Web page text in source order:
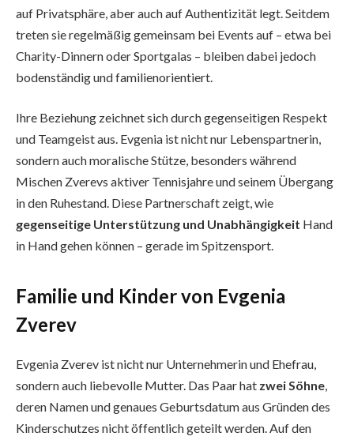
auf Privatsphäre, aber auch auf Authentizität legt. Seitdem
treten sie regelmäßig gemeinsam bei Events auf – etwa bei
Charity-Dinnern oder Sportgalas – bleiben dabei jedoch
bodenständig und familienorientiert.
Ihre Beziehung zeichnet sich durch gegenseitigen Respekt
und Teamgeist aus. Evgenia ist nicht nur Lebenspartnerin,
sondern auch moralische Stütze, besonders während
Mischen Zverevs aktiver Tennisjahre und seinem Übergang
in den Ruhestand. Diese Partnerschaft zeigt, wie
gegenseitige Unterstützung und Unabhängigkeit Hand
in Hand gehen können – gerade im Spitzensport.
Familie und Kinder von Evgenia
Zverev
Evgenia Zverev ist nicht nur Unternehmerin und Ehefrau,
sondern auch liebevolle Mutter. Das Paar hat zwei Söhne
deren Namen und genaues Geburtsdatum aus Gründen des
Kinderschutzes nicht öffentlich geteilt werden. Auf den